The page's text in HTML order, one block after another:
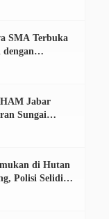
SMA Terbuka
Jabar
Sungai
Masyarakat
di Hutan
Polisi Selidiki